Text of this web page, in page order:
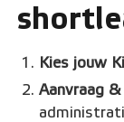
Kies jouw
Aanvraag